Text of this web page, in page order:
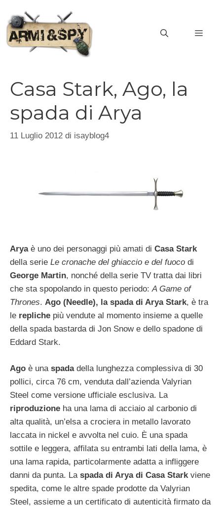
contenuto
Casa Stark, Ago, la
spada di Arya
11 Luglio 2012 di isayblog4
Aryaè uno dei personaggi più amati di Casa Stark
della serie Le cronache del ghiaccio e del fuoco di
George Martin, nonché della serie TV tratta dai libri
che sta spopolando in questo periodo:A Game of
Thrones. Ago (Needle), la spada di Arya Stark, è tra
le repliche più vendute al momento insieme a quelle
della spada bastarda di Jon Snow e dello spadone di
Eddard Stark.
Ago è una spadadella lunghezza complessiva di 30
pollici, circa 76 cm, venduta dall’azienda Valyrian
Steel come versione ufficiale esclusiva. La
riproduzione ha una lama di acciaio al carbonio di
alta qualità, un’elsa a crociera in metallo lavorato
laccata in nickel e avvolta nel cuio. È una spada
sottile e leggera, affilata su entrambi lati della lama, è
una lama rapida, particolarmente adatta a infliggere
danni da punta. La spada di Arya di Casa Starkviene
spedita, come le altre spade prodotte da Valyrian
Steel, assieme a un certificato di autenticità firmato da